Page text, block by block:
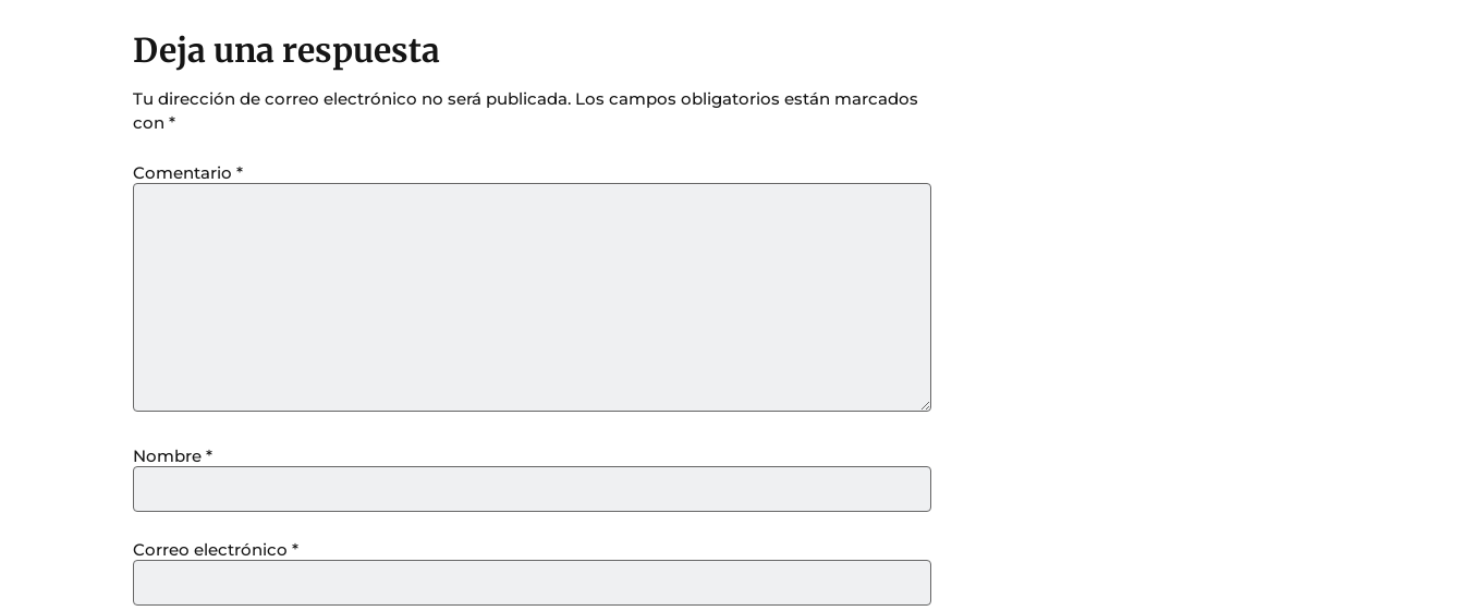
Deja una respuesta
Tu dirección de correo electrónico no será publicada. Los campos obligatorios están marcados
con *
Comentario *
Nombre *
Correo electrónico *